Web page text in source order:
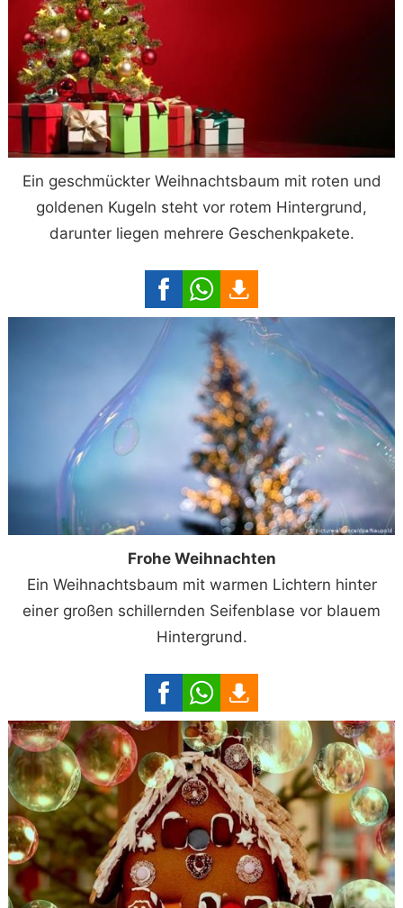
Ein geschmückter Weihnachtsbaum mit roten und
goldenen Kugeln steht vor rotem Hintergrund,
darunter liegen mehrere Geschenkpakete.
Frohe Weihnachten
Ein Weihnachtsbaum mit warmen Lichtern hinter
einer großen schillernden Seifenblase vor blauem
Hintergrund.